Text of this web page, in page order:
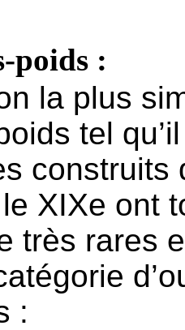
poids :
la plus
tel
XIXe ont
très rares
: